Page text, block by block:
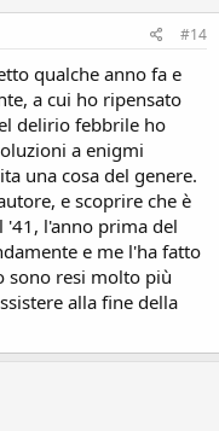
#14
qualche anno fa e
a cui ho ripensato
delirio febbrile ho
a enigmi
una cosa del genere.
e scoprire che è
l'anno prima del
e me l'ha fatto
sono resi molto più
alla fine della